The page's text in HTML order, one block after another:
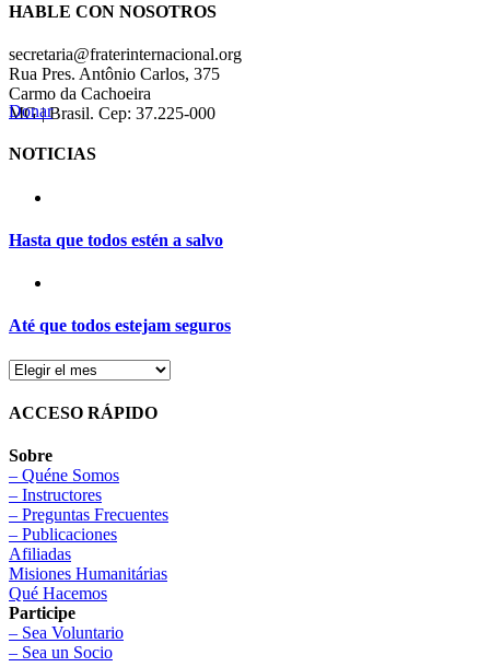
HABLE CON NOSOTROS
secretaria@fraterinternacional.org
Rua Pres. Antônio Carlos, 375
Carmo da Cachoeira
MG | Brasil. Cep: 37.225-000
Donar
NOTICIAS
Hasta que todos estén a salvo
Até que todos estejam seguros
ACCESO RÁPIDO
Sobre
– Quéne Somos
– Instructores
– Preguntas Frecuentes
– Publicaciones
Afiliadas
Misiones Humanitárias
Qué Hacemos
Participe
– Sea Voluntario
– Sea un Socio